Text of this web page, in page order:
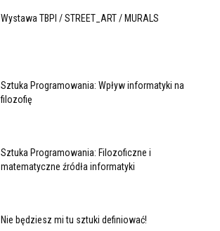
Wystawa TBPI / STREET_ART / MURALS
Sztuka Programowania: Wpływ informatyki na
filozofię
Sztuka Programowania: Filozoficzne i
matematyczne źródła informatyki
Nie będziesz mi tu sztuki definiować!